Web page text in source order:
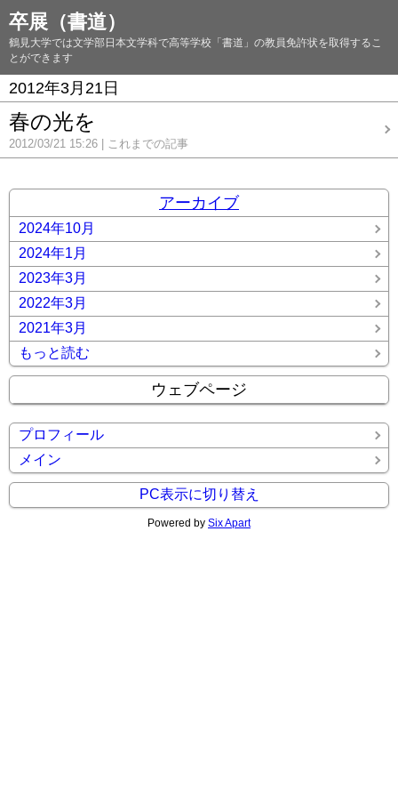
卒展（書道）
鶴見大学では文学部日本文学科で高等学校「書道」の教員免許状を取得するこ
とができます
2012年3月21日
春の光を
2012/03/21 15:26 これまでの記事
アーカイブ
2024年10月
2024年1月
2023年3月
2022年3月
2021年3月
もっと読む
ウェブページ
プロフィール
メイン
PC表示に切り替え
Powered by Six Apart